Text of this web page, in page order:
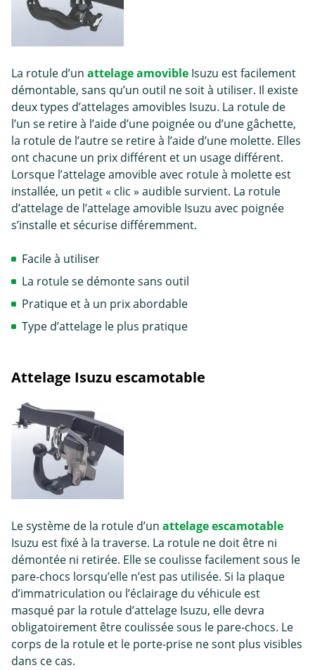
La rotule d’un attelage amovible Isuzu est facilement
démontable, sans qu’un outil ne soit à utiliser. Il existe
deux types d’attelages amovibles Isuzu. La rotule de
l’un se retire à l’aide d’une poignée ou d’une gâchette,
la rotule de l’autre se retire à l’aide d’une molette. Elles
ont chacune un prix différent et un usage différent.
Lorsque l’attelage amovible avec rotule à molette est
installée, un petit « clic » audible survient. La rotule
d’attelage de l’attelage amovible Isuzu avec poignée
s’installe et sécurise différemment.
Facile à utiliser
La rotule se démonte sans outil
Pratique et à un prix abordable
Type d’attelage le plus pratique
Attelage Isuzu escamotable
Le système de la rotule d’un attelage escamotable
Isuzu est fixé à la traverse. La rotule ne doit être ni
démontée ni retirée. Elle se coulisse facilement sous le
pare-chocs lorsqu’elle n’est pas utilisée. Si la plaque
d’immatriculation ou l’éclairage du véhicule est
masqué par la rotule d’attelage Isuzu, elle devra
obligatoirement être coulissée sous le pare-chocs. Le
corps de la rotule et le porte-prise ne sont plus visibles
dans ce cas.